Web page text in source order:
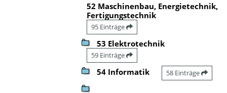
52 Maschinenbau, Energietechnik,
Fertigungstechnik
95 Einträge
53 Elektrotechnik
59 Einträge
54 Informatik 58 Einträge